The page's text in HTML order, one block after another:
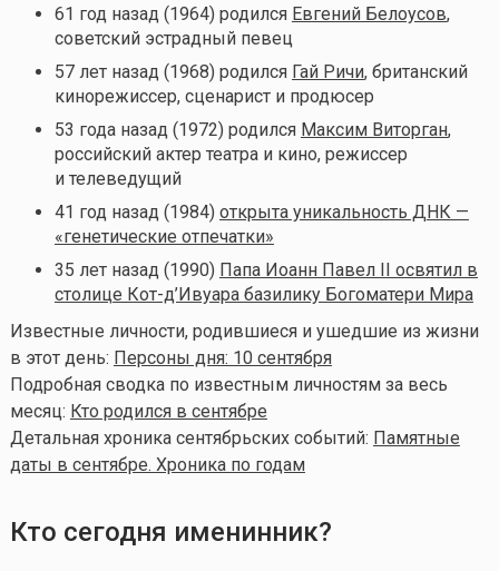
61 год назад (1964) родился Евгений Белоусов,
советский эстрадный певец
57 лет назад (1968) родился Гай Ричи, британский
кинорежиссер, сценарист и продюсер
53 года назад (1972) родился Максим Виторган,
российский актер театра и кино, режиссер
и телеведущий
41 год назад (1984) открыта уникальность ДНК —
«генетические отпечатки»
35 лет назад (1990) Папа Иоанн Павел II освятил в
столице Кот-д’Ивуара базилику Богоматери Мира
Известные личности, родившиеся и ушедшие из жизни
в этот день: Персоны дня: 10 сентября
Подробная сводка по известным личностям за весь
месяц: Кто родился в сентябре
Детальная хроника сентябрьских событий: Памятные
даты в сентябре. Хроника по годам
Кто сегодня именинник?